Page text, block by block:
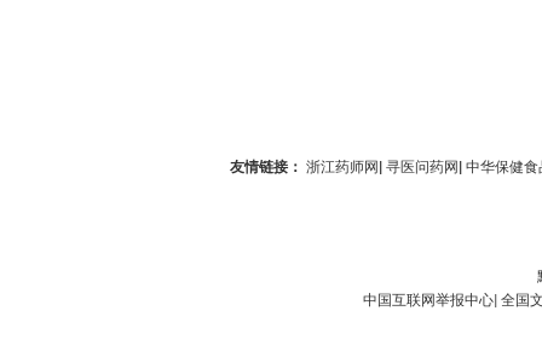
友情链接： 浙江药师网| 寻医问药网| 中华保健食
中国互联网举报中心| 全国